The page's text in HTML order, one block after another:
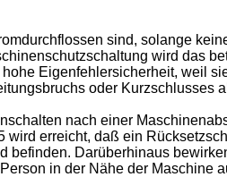
sind, solange
wird das
Eigenfehlersicherheit, weil
oder Kurzschlusses
nach einer
erreicht, daß ein
Darüberhinaus
in der Nähe der Maschine